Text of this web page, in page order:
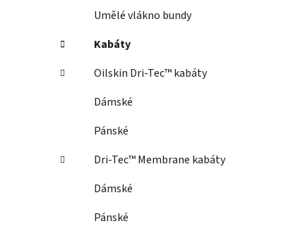
Umělé vlákno bundy
Kabáty
Oilskin Dri-Tec™ kabáty
Dámské
Pánské
Dri-Tec™ Membrane kabáty
Dámské
Pánské